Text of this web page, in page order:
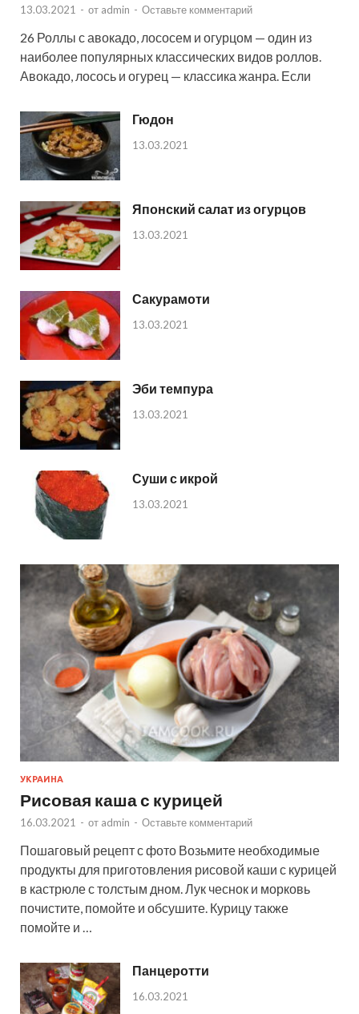
13.03.2021 - от admin - Оставьте комментарий
26 Роллы с авокадо, лососем и огурцом — один из
наиболее популярных классических видов роллов.
Авокадо, лосось и огурец — классика жанра. Если
Гюдон
13.03.2021
Японский салат из огурцов
13.03.2021
Сакурамоти
13.03.2021
Эби темпура
13.03.2021
Суши с икрой
13.03.2021
УКРАИНА
Рисовая каша с курицей
16.03.2021 - от admin - Оставьте комментарий
Пошаговый рецепт с фото Возьмите необходимые
продукты для приготовления рисовой каши с курицей
в кастрюле с толстым дном. Лук чеснок и морковь
почистите, помойте и обсушите. Курицу также
помойте и …
Панцеротти
16.03.2021